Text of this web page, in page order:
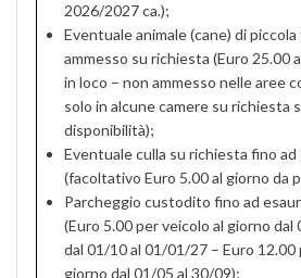
2026/2027 ca.);
Eventuale animale (cane) di piccola
ammesso su richiesta (Euro 25.00
in loco – non ammesso nelle aree
solo in alcune camere su richiesta
disponibilità);
Eventuale culla su richiesta fino
(facoltativo Euro 5.00 al giorno da
Parcheggio custodito fino ad
(Euro 5.00 per veicolo al giorno dal
dal 01/10 al 01/01/27 – Euro 12.00
giorno dal 01/05 al 30/09);